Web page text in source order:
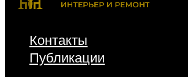
Контакты
Публикации